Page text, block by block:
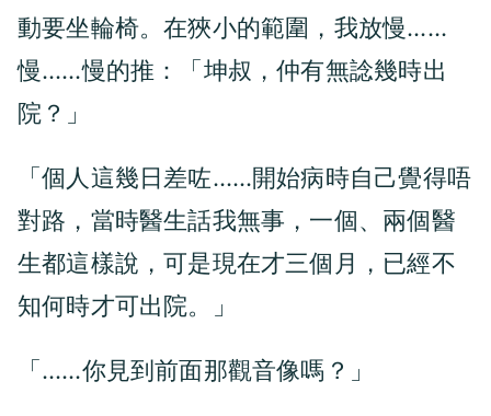
動要坐輪椅。在狹小的範圍，我放慢……
慢……慢的推：「坤叔，仲有無諗幾時出
院？」
「個人這幾日差咗……開始病時自己覺得唔
對路，當時醫生話我無事，一個、兩個醫
生都這樣說，可是現在才三個月，已經不
知何時才可出院。」
「……你見到前面那觀音像嗎？」